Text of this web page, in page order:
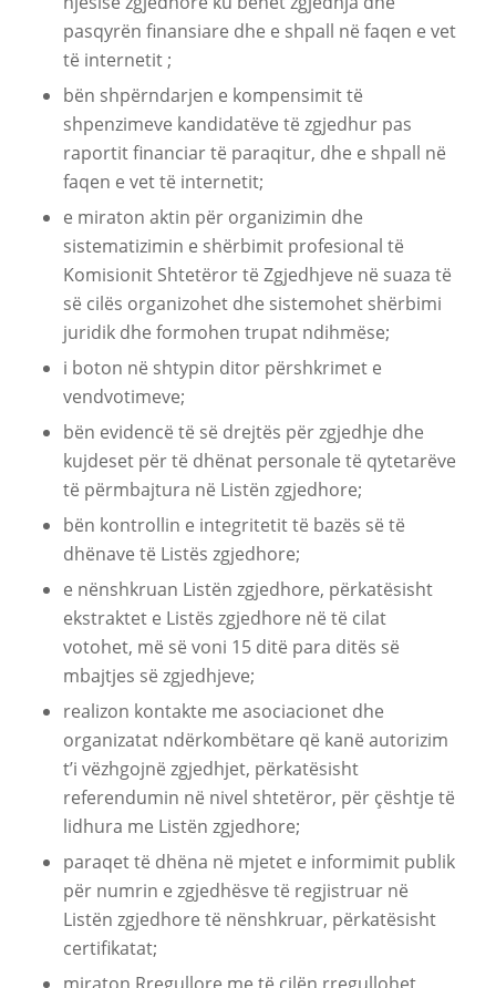
pasqyrën finansiare dhe e shpall në faqen e vet
të internetit ;
bën shpërndarjen e kompensimit të
shpenzimeve kandidatëve të zgjedhur pas
raportit financiar të paraqitur, dhe e shpall në
faqen e vet të internetit;
e miraton aktin për organizimin dhe
sistematizimin e shërbimit profesional të
Komisionit Shtetëror të Zgjedhjeve në suaza të
së cilës organizohet dhe sistemohet shërbimi
juridik dhe formohen trupat ndihmëse;
i boton në shtypin ditor përshkrimet e
vendvotimeve;
bën evidencë të së drejtës për zgjedhje dhe
kujdeset për të dhënat personale të qytetarëve
të përmbajtura në Listën zgjedhore;
bën kontrollin e integritetit të bazës së të
dhënave të Listës zgjedhore;
e nënshkruan Listën zgjedhore, përkatësisht
ekstraktet e Listës zgjedhore në të cilat
votohet, më së voni 15 ditë para ditës së
mbajtjes së zgjedhjeve;
realizon kontakte me asociacionet dhe
organizatat ndërkombëtare që kanë autorizim
t’i vëzhgojnë zgjedhjet, përkatësisht
referendumin në nivel shtetëror, për çështje të
lidhura me Listën zgjedhore;
paraqet të dhëna në mjetet e informimit publik
për numrin e zgjedhësve të regjistruar në
Listën zgjedhore të nënshkruar, përkatësisht
certifikatat;